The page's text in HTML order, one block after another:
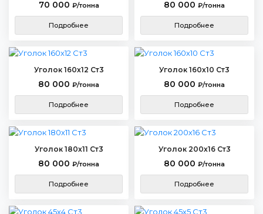
70 000 ₽/тонна
Подробнее
80 000 ₽/тонна
Подробнее
Уголок 160х12 Ст3
80 000 ₽/тонна
Подробнее
Уголок 160х10 Ст3
80 000 ₽/тонна
Подробнее
Уголок 180х11 Ст3
80 000 ₽/тонна
Подробнее
Уголок 200х16 Ст3
80 000 ₽/тонна
Подробнее